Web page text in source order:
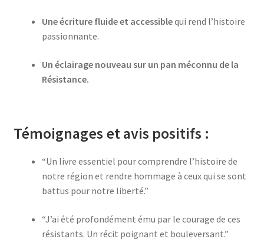
Une écriture fluide et accessiblequi rend l’histoire
passionnante.
Un éclairage nouveau sur un pan méconnu de la
Résistance.
Témoignages et avis positifs :
“Un livre essentiel pour comprendre l’histoire de
notre région et rendre hommage à ceux qui se sont
battus pour notre liberté.”
“J’ai été profondément ému par le courage de ces
résistants. Un récit poignant et bouleversant.”